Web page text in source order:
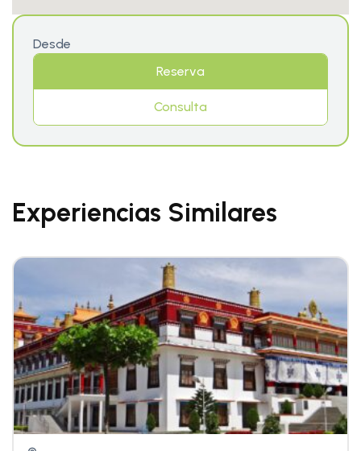
Desde
Reserva
Consulta
Experiencias Similares